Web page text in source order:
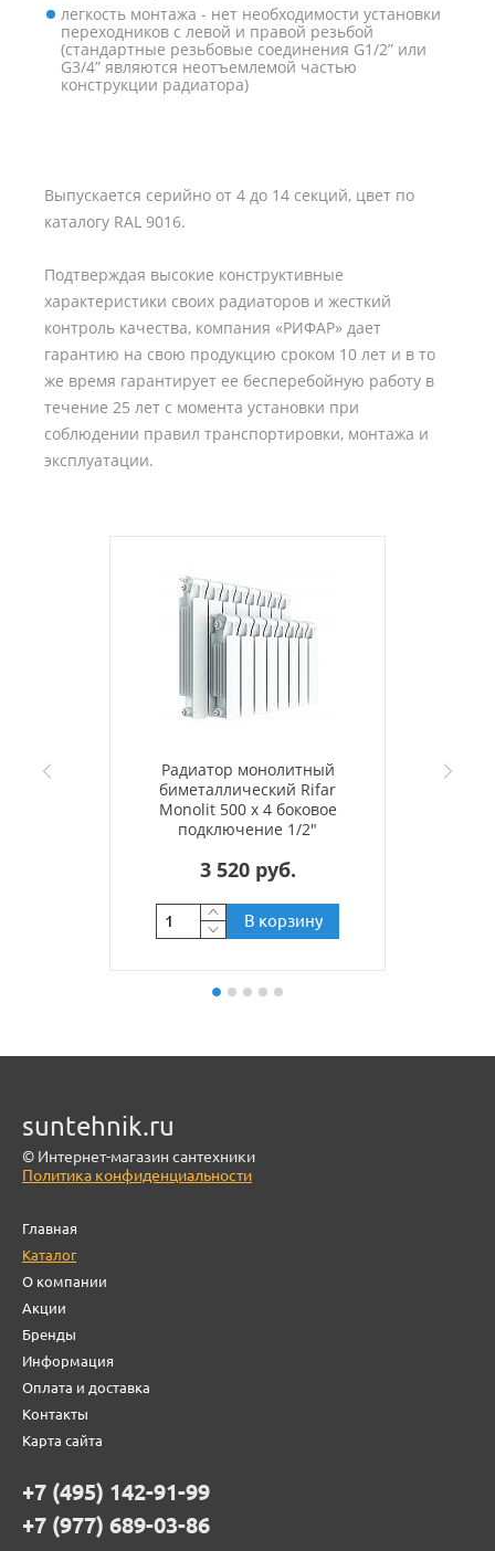
легкость монтажа - нет необходимости установки
переходников с левой и правой резьбой
(стандартные резьбовые соединения G1/2” или
G3/4” являются неотъемлемой частью
конструкции радиатора)
Выпускается серийно от 4 до 14 секций, цвет по
каталогу RAL 9016.
Подтверждая высокие конструктивные
характеристики своих радиаторов и жесткий
контроль качества, компания «РИФАР» дает
гарантию на свою продукцию сроком 10 лет и в то
же время гарантирует ее бесперебойную работу в
течение 25 лет с момента установки при
соблюдении правил транспортировки, монтажа и
эксплуатации.
Радиатор монолитный
биметаллический Rifar
Monolit 500 x 4 боковое
подключение 1/2"
3 520 руб.
В корзину
suntehnik.ru
© Интернет-магазин сантехники
Политика конфиденциальности
Главная
Каталог
О компании
Акции
Бренды
Информация
Оплата и доставка
Контакты
Карта сайта
+7 (495) 142-91-99
+7 (977) 689-03-86